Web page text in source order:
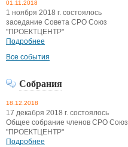
01.11.2018
1 ноября 2018 г. состоялось
заседание Совета СРО Союз
"ПРОЕКТЦЕНТР"
Подробнее
Все события
Собрания
18.12.2018
17 декабря 2018 г. состоялось
Общее собрание членов СРО Союз
"ПРОЕКТЦЕНТР"
Подробнее